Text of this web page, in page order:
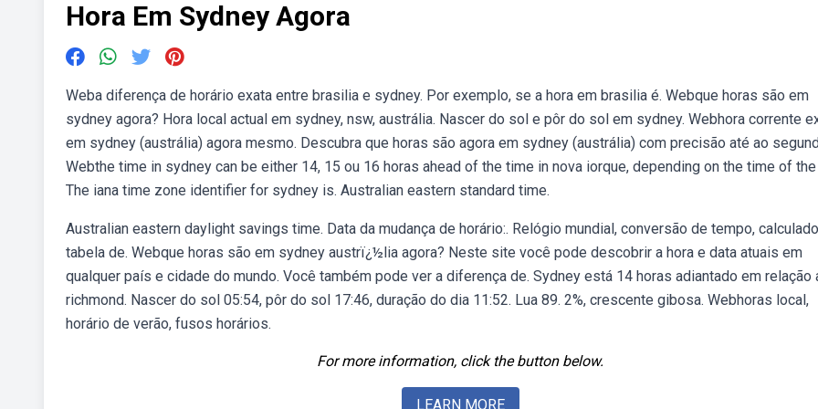
Hora Em Sydney Agora
Weba diferença de horário exata entre brasilia e sydney. Por exemplo, se a hora em brasilia é. Webque horas são em
sydney agora? Hora local actual em sydney, nsw, austrália. Nascer do sol e pôr do sol em sydney. Webhora corrente
em sydney (austrália) agora mesmo. Descubra que horas são agora em sydney (austrália) com precisão até ao
Webthe time in sydney can be either 14, 15 ou 16 horas ahead of the time in nova iorque, depending on the time of the
The iana time zone identifier for sydney is. Australian eastern standard time.
Australian eastern daylight savings time. Data da mudança de horário:. Relógio mundial, conversão de tempo,
tabela de. Webque horas são em sydney austrï¿½lia agora? Neste site você pode descobrir a hora e data atuais em
qualquer país e cidade do mundo. Você também pode ver a diferença de. Sydney está 14 horas adiantado em relação
richmond. Nascer do sol 05:54, pôr do sol 17:46, duração do dia 11:52. Lua 89. 2%, crescente gibosa. Webhoras local,
horário de verão, fusos horários.
For more information, click the button below.
LEARN MORE